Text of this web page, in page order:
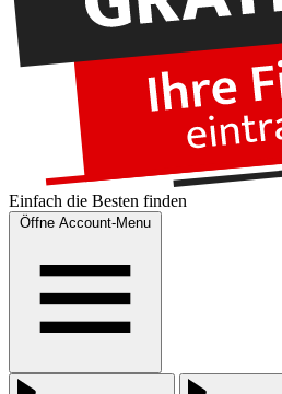
Einfach die Besten finden
Öffne Account-Menu